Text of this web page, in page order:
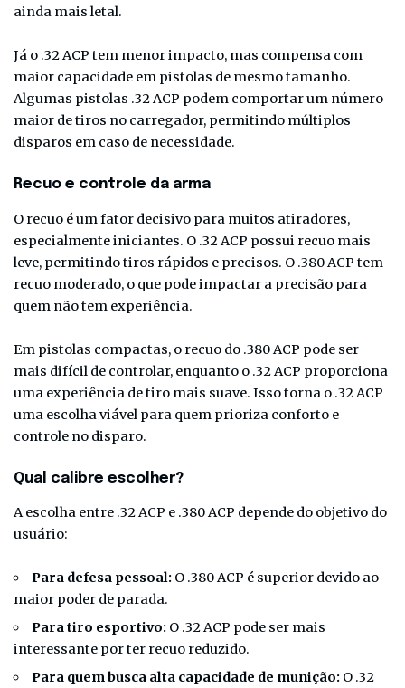
ainda mais letal.
Já o .32 ACP tem menor impacto, mas compensa com
maior capacidade em pistolas de mesmo tamanho.
Algumas pistolas .32 ACP podem comportar um número
maior de tiros no carregador, permitindo múltiplos
disparos em caso de necessidade.
Recuo e controle da arma
O recuo é um fator decisivo para muitos atiradores,
especialmente iniciantes. O .32 ACP possui recuo mais
leve, permitindo tiros rápidos e precisos. O .380 ACP tem
recuo moderado, o que pode impactar a precisão para
quem não tem experiência.
Em pistolas compactas, o recuo do .380 ACP pode ser
mais difícil de controlar, enquanto o .32 ACP proporciona
uma experiência de tiro mais suave. Isso torna o .32 ACP
uma escolha viável para quem prioriza conforto e
controle no disparo.
Qual calibre escolher?
A escolha entre .32 ACP e .380 ACP depende do objetivo do
usuário:
Para defesa pessoal: O .380 ACP é superior devido ao
maior poder de parada.
Para tiro esportivo: O .32 ACP pode ser mais
interessante por ter recuo reduzido.
Para quem busca alta capacidade de munição: O .32